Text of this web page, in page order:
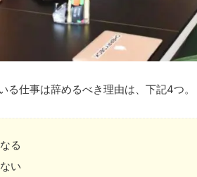
る仕事は辞めるべき理由は、下記4つ。
る
い